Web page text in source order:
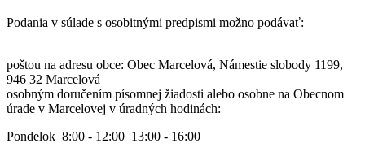
Podania v súlade s osobitnými predpismi možno podávať:
poštou na adresu obce: Obec Marcelová, Námestie slobody 1199,
946 32 Marcelová
osobným doručením písomnej žiadosti alebo osobne na Obecnom
úrade v Marcelovej v úradných hodinách:
Pondelok 8:00 - 12:00 13:00 - 16:00